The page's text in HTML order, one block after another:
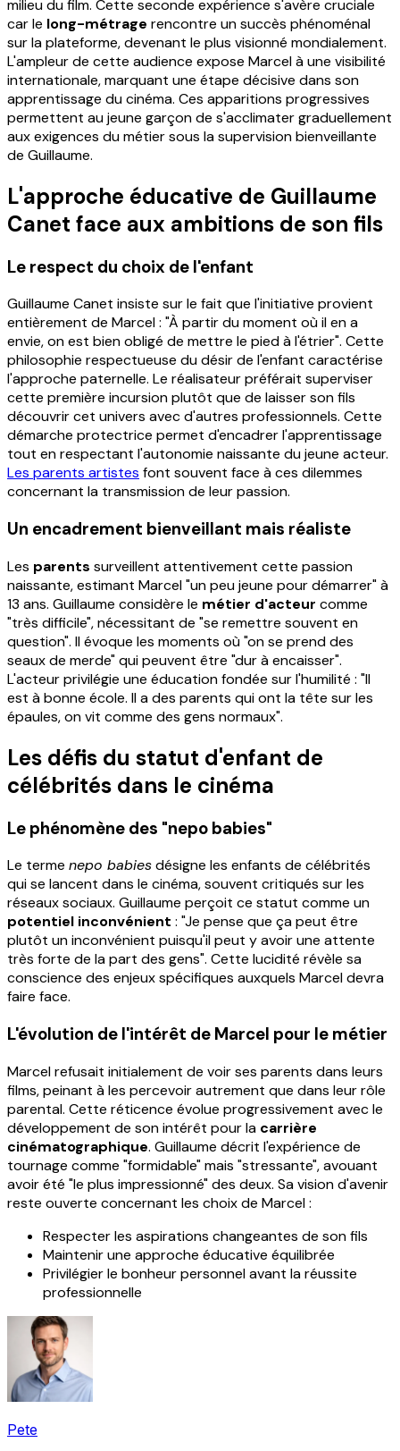
milieu du film. Cette seconde expérience s'avère cruciale
car le long-métrage rencontre un succès phénoménal
sur la plateforme, devenant le plus visionné mondialement.
L'ampleur de cette audience expose Marcel à une visibilité
internationale, marquant une étape décisive dans son
apprentissage du cinéma. Ces apparitions progressives
permettent au jeune garçon de s'acclimater graduellement
aux exigences du métier sous la supervision bienveillante
de Guillaume.
L'approche éducative de Guillaume
Canet face aux ambitions de son fils
Le respect du choix de l'enfant
Guillaume Canet insiste sur le fait que l'initiative provient
entièrement de Marcel : "À partir du moment où il en a
envie, on est bien obligé de mettre le pied à l'étrier". Cette
philosophie respectueuse du désir de l'enfant caractérise
l'approche paternelle. Le réalisateur préférait superviser
cette première incursion plutôt que de laisser son fils
découvrir cet univers avec d'autres professionnels. Cette
démarche protectrice permet d'encadrer l'apprentissage
tout en respectant l'autonomie naissante du jeune acteur.
Les parents artistes font souvent face à ces dilemmes
concernant la transmission de leur passion.
Un encadrement bienveillant mais réaliste
Les parents surveillent attentivement cette passion
naissante, estimant Marcel "un peu jeune pour démarrer" à
13 ans. Guillaume considère le métier d'acteur comme
"très difficile", nécessitant de "se remettre souvent en
question". Il évoque les moments où "on se prend des
seaux de merde" qui peuvent être "dur à encaisser".
L'acteur privilégie une éducation fondée sur l'humilité : "Il
est à bonne école. Il a des parents qui ont la tête sur les
épaules, on vit comme des gens normaux".
Les défis du statut d'enfant de
célébrités dans le cinéma
Le phénomène des "nepo babies"
Le terme nepo babiesdésigne les enfants de célébrités
qui se lancent dans le cinéma, souvent critiqués sur les
réseaux sociaux. Guillaume perçoit ce statut comme un
potentiel inconvénient : "Je pense que ça peut être
plutôt un inconvénient puisqu'il peut y avoir une attente
très forte de la part des gens". Cette lucidité révèle sa
conscience des enjeux spécifiques auxquels Marcel devra
faire face.
L'évolution de l'intérêt de Marcel pour le métier
Marcel refusait initialement de voir ses parents dans leurs
films, peinant à les percevoir autrement que dans leur rôle
parental. Cette réticence évolue progressivement avec le
développement de son intérêt pour la carrière
cinématographique. Guillaume décrit l'expérience de
tournage comme "formidable" mais "stressante", avouant
avoir été "le plus impressionné" des deux. Sa vision d'avenir
reste ouverte concernant les choix de Marcel :
Respecter les aspirations changeantes de son fils
Maintenir une approche éducative équilibrée
Privilégier le bonheur personnel avant la réussite
professionnelle
Pete